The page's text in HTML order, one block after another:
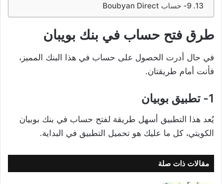
9- حساب Boubyan Direct
طرق فتح حساب في بنك بويبان
في حال أدرت الحصول على حساب في هذا البنك المميز،
فأنت أمام طريقتان.
1- تطبيق بوبيان
يُعد هذا التطبيق أسهل طريقة لفتح حساب في بنك بوبيان
الكويتي، كل ما عليك هو تحميل التطبيق في البداية.
مقالات ذات صلة